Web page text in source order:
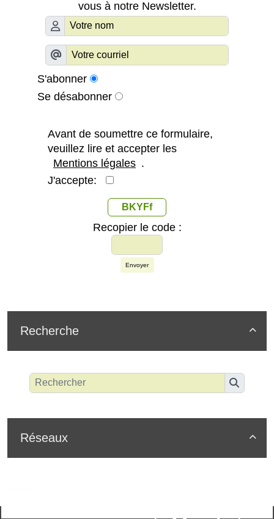
vous à notre Newsletter.
S'abonner
Se désabonner
Avant de soumettre ce formulaire,
veuillez lire et accepter les
Mentions légales .
J'accepte:
BKYFf
Recopier le code :
Envoyer

Recherche

Réseaux